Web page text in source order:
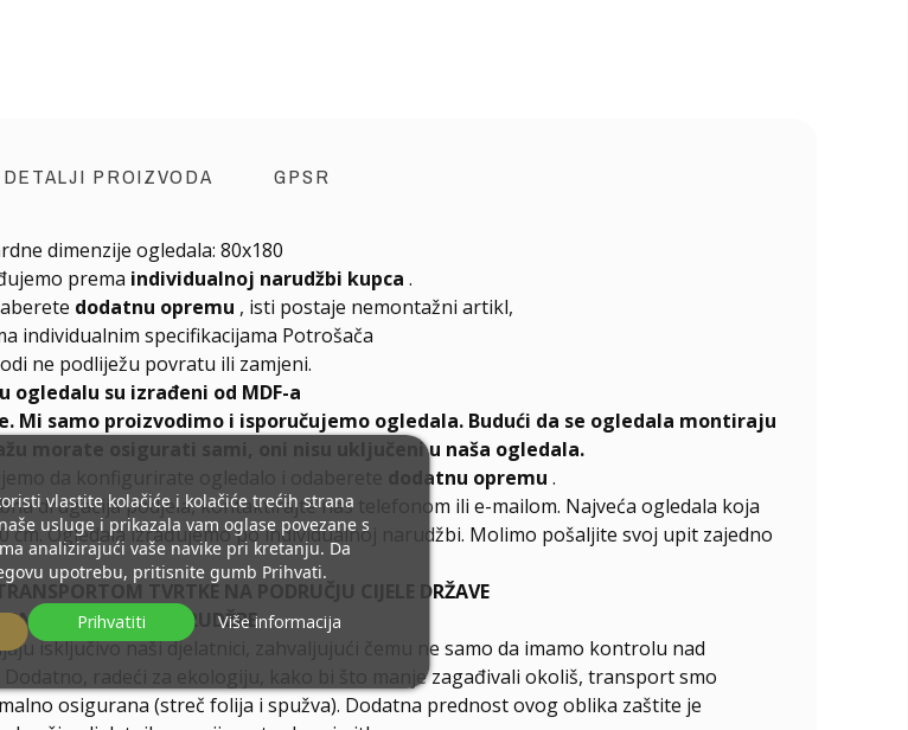
DETALJI PROIZVODA GPSR
dimenzije ogledala: 80x180
prema individualnoj narudžbi kupca .
dodatnu opremu , isti postaje nemontažni artikl,
individualnim specifikacijama Potrošača
ne podliježu povratu ili zamjeni.
ogledalu su izrađeni od MDF-a
samo proizvodimo i isporučujemo ogledala. Budući da se ogledala montiraju
morate osigurati sami, oni nisu uključeni u naša ogledala.
da konfigurirate ogledalo i odaberete
dodatnu opremu .
drugačija podjela, kontaktirajte nas telefonom ili e-mailom. Najveća ogledala koja
Ogledala izrađujemo po individualnoj narudžbi. Molimo pošaljite svoj upit zajedno
TVRTKE NA PODRUČJU CIJELE DRŽAVE
ZA VAŠE NARUDŽBE.
isključivo naši djelatnici, zahvaljujući čemu ne samo da imamo kontrolu nad
radeći za ekologiju, kako bi što manje zagađivali okoliš, transport smo
osigurana (streč folija i spužva). Dodatna prednost ovog oblika zaštite je
vlastite kolačiće i kolačiće trećih strana
usluge i prikazala vam oglase povezane s
analizirajući vaše navike pri kretanju. Da
upotrebu, pritisnite gumb Prihvati.
Više informacija
Prihvatiti